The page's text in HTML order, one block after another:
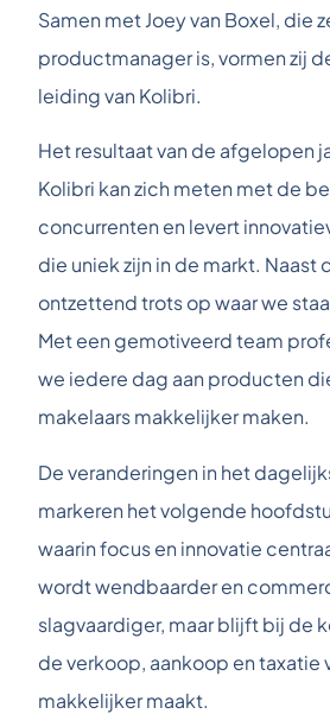
Samen met Joey van Boxel, die
productmanager is, vormen zij
leiding van Kolibri.
Het resultaat van de afgelopen
Kolibri kan zich meten met de
concurrenten en levert
die uniek zijn in de markt. Naast
ontzettend trots op waar we
Met een gemotiveerd team
we iedere dag aan producten
makelaars makkelijker maken.
De veranderingen in het
markeren het volgende
waarin focus en innovatie
wordt wendbaarder en
slagvaardiger, maar blijft bij de
de verkoop, aankoop en taxatie
makkelijker maakt.